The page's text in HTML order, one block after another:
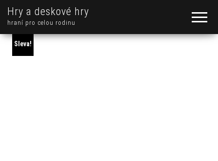
Hry a deskové hry
hraní pro celou rodinu
Sleva!